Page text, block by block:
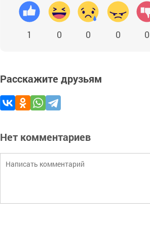
1 0 0 0 0
Расскажите друзьям
Нет комментариев